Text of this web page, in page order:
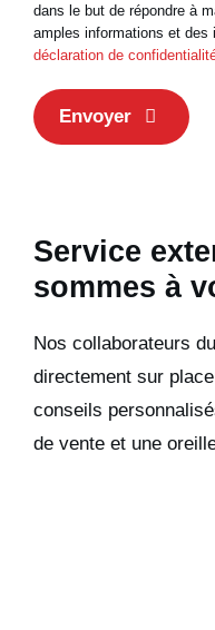
dans le but de répondre à
amples informations et des
déclaration de
Envoyer
Service
sommes à
Nos collaborateurs
directement sur
conseils
de vente et une